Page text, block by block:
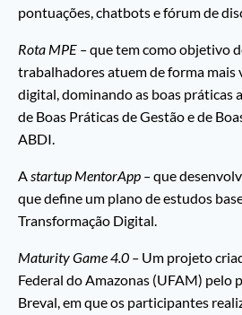
pontuações, chatbots e fórum de
Rota MPE –que tem como objetivo
trabalhadores atuem de forma mais
digital, dominando as boas práticas
de Boas Práticas de Gestão e de
ABDI.
Astartup MentorApp –que
que define um plano de estudos
Transformação Digital.
Maturity Game 4.0 – Um projeto
Federal do Amazonas (UFAM) pelo
Breval, em que os participantes